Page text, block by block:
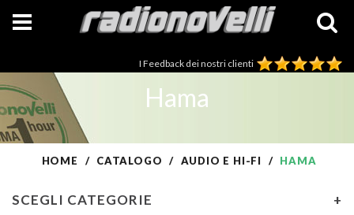
I Feedback dei nostri clienti
Hama
HOME CATALOGO AUDIO E HI-FI HAMA
SCEGLI CATEGORIE +